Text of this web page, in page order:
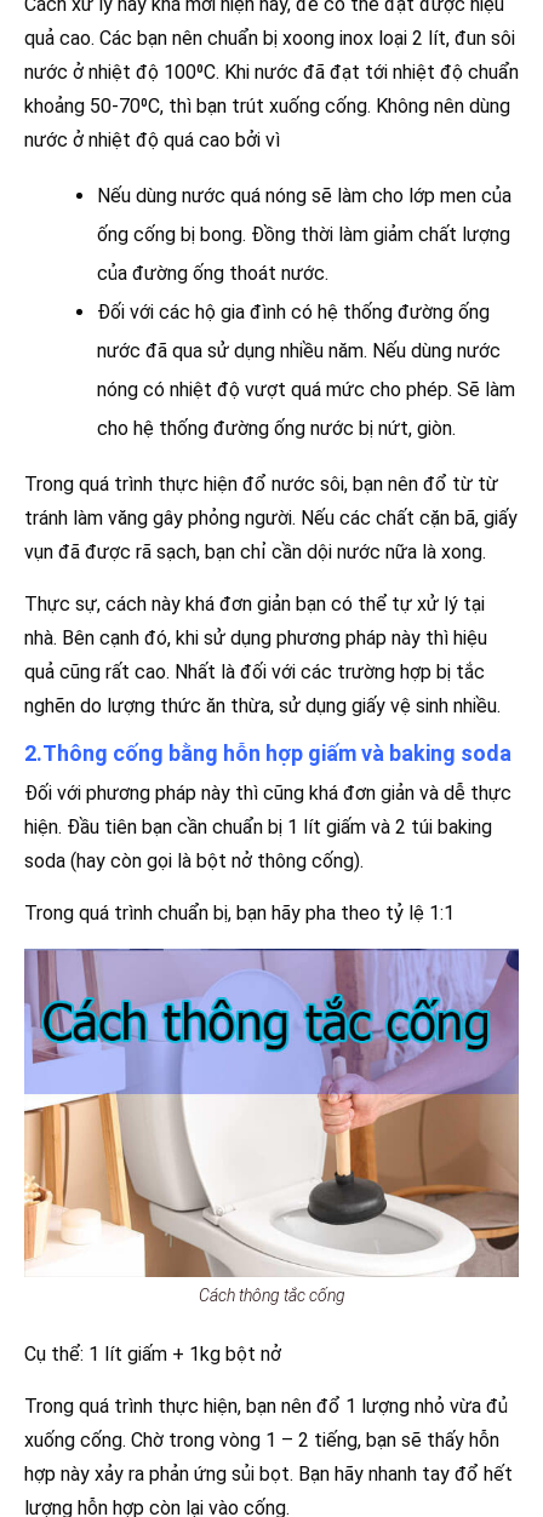
quả cao. Các bạn nên chuẩn bị xoong inox loại 2 lít, đun sôi
nước ở nhiệt độ 100⁰C. Khi nước đã đạt tới nhiệt độ chuẩn
khoảng 50-70⁰C, thì bạn trút xuống cống. Không nên dùng
nước ở nhiệt độ quá cao bởi vì
Nếu dùng nước quá nóng sẽ làm cho lớp men của
ống cống bị bong. Đồng thời làm giảm chất lượng
của đường ống thoát nước.
Đối với các hộ gia đình có hệ thống đường ống
nước đã qua sử dụng nhiều năm. Nếu dùng nước
nóng có nhiệt độ vượt quá mức cho phép. Sẽ làm
cho hệ thống đường ống nước bị nứt, giòn.
Trong quá trình thực hiện đổ nước sôi, bạn nên đổ từ từ
tránh làm văng gây phỏng người. Nếu các chất cặn bã, giấy
vụn đã được rã sạch, bạn chỉ cần dội nước nữa là xong.
Thực sự, cách này khá đơn giản bạn có thể tự xử lý tại
nhà. Bên cạnh đó, khi sử dụng phương pháp này thì hiệu
quả cũng rất cao. Nhất là đối với các trường hợp bị tắc
nghẽn do lượng thức ăn thừa, sử dụng giấy vệ sinh nhiều.
2.Thông cống bằng hỗn hợp giấm và baking soda
Đối với phương pháp này thì cũng khá đơn giản và dễ thực
hiện. Đầu tiên bạn cần chuẩn bị 1 lít giấm và 2 túi baking
soda (hay còn gọi là bột nở thông cống).
Trong quá trình chuẩn bị, bạn hãy pha theo tỷ lệ 1:1
Cách thông tắc cống
Cụ thể: 1 lít giấm + 1kg bột nở
Trong quá trình thực hiện, bạn nên đổ 1 lượng nhỏ vừa đủ
xuống cống. Chờ trong vòng 1 – 2 tiếng, bạn sẽ thấy hỗn
hợp này xảy ra phản ứng sủi bọt. Bạn hãy nhanh tay đổ hết
lượng hỗn hợp còn lại vào cống.